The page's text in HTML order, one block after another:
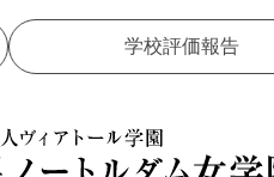
学校評価報告